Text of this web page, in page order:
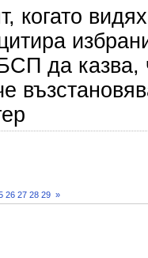
когато
да казва,
26 27 28 29 »